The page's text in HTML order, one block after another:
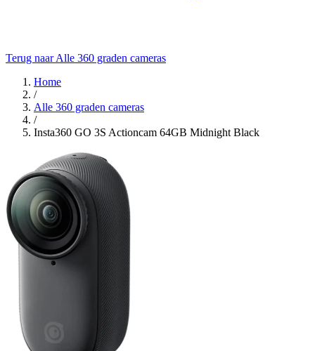
Terug naar Alle 360 graden cameras
Home
/
Alle 360 graden cameras
/
Insta360 GO 3S Actioncam 64GB Midnight Black